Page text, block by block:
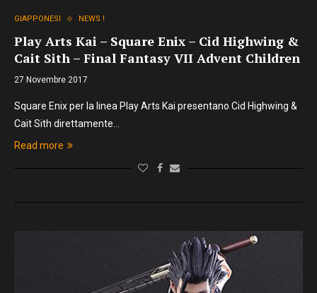
GIAPPONESI NEWS !
Play Arts Kai – Square Enix – Cid Highwing &
Cait Sith – Final Fantasy VII Advent Children
27 Novembre 2017
Square Enix per la linea Play Arts Kai presentano Cid Highwing &
Cait Sith direttamente…
Read more